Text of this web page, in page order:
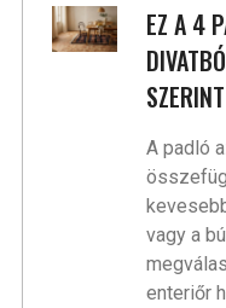
EZ A 4
A padló
vagy a
enteriőr